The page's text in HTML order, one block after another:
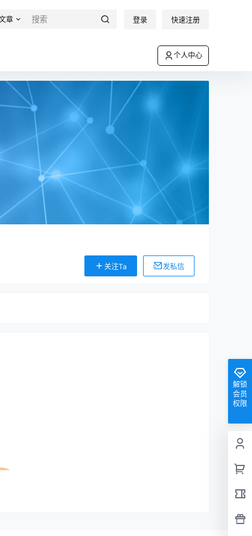
章 登录 快速注册
个人中心
关注Ta 发私信
解锁
会员
权限